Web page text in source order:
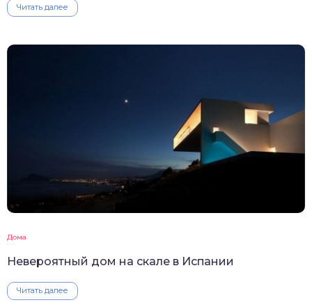
Читать далее
Дома
Невероятный дом на скале в Испании
Читать далее